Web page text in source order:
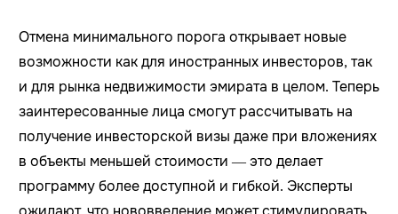
Отмена минимального порога открывает новые
возможности как для иностранных инвесторов, так
и для рынка недвижимости эмирата в целом. Теперь
заинтересованные лица смогут рассчитывать на
получение инвесторской визы даже при вложениях
в объекты меньшей стоимости — это делает
программу более доступной и гибкой. Эксперты